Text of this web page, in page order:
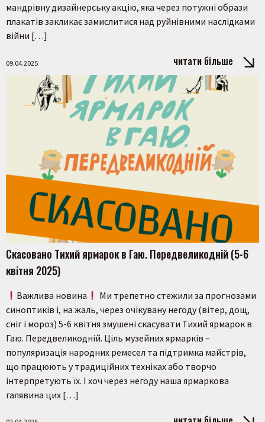
мандрівну дизайнерську акцію, яка через потужні образи
плакатів закликає замислитися над руйнівними наслідками
війни […]
09.04.2025 читати більше
Скасовано Тихий ярмарок в Гаю. Передвеликодній (5-6
квітня 2025)
Важлива новина
Ми трепетно стежили за прогнозами
синоптиків і, на жаль, через очікувану негоду (вітер, дощ,
сніг і мороз) 5-6 квітня змушені скасувати Тихий ярмарок в
Гаю. Передвеликодній. Ціль музейних ярмарків –
популяризація народних ремесел та підтримка майстрів,
що працюють у традиційних техніках або творчо
інтерпретують їх. І хоч через негоду наша ярмаркова
галявина цих […]